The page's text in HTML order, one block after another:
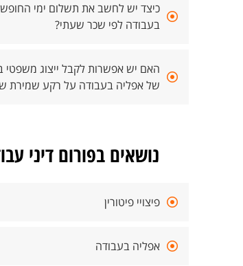
כיצד יש לחשב את תשלום ימי
בעבודה לפי שכר שעתי?
האם יש אפשרות לקבל ייצוג משפטי
של אפליה בעבודה על רקע שמירת
נושאים בפורום דיני
פיצויי פיטורין
אפליה בעבודה